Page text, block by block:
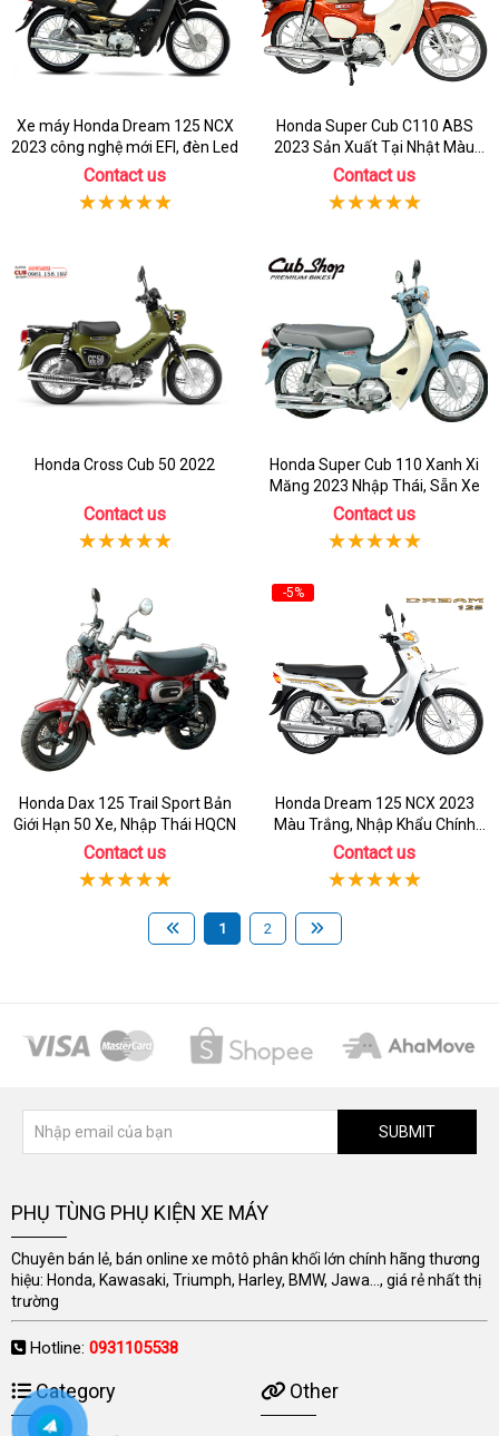
Xe máy Honda Dream 125 NCX
2023 công nghệ mới EFI, đèn Led
Contact us
Honda Super Cub C110 ABS
2023 Sản Xuất Tại Nhật Màu
Cam
Contact us
Honda Cross Cub 50 2022
Contact us
Honda Super Cub 110 Xanh Xi
Măng 2023 Nhập Thái, Sẵn Xe
Contact us
Honda Dax 125 Trail Sport Bản
Giới Hạn 50 Xe, Nhập Thái HQCN
Contact us
-5%
Honda Dream 125 NCX 2023
Màu Trắng, Nhập Khẩu Chính
Hãng
Contact us
1 2
SUBMIT
PHỤ TÙNG PHỤ KIỆN XE MÁY
Chuyên bán lẻ, bán online xe môtô phân khối lớn chính hãng thương
hiệu: Honda, Kawasaki, Triumph, Harley, BMW, Jawa..., giá rẻ nhất thị
trường
Hotline: 0931105538
Category Other